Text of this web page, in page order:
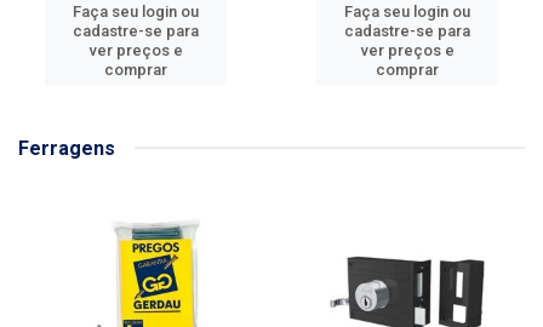
Faça seu login ou
cadastre-se para
ver preços e
comprar
Faça seu login ou
cadastre-se para
ver preços e
comprar
Ferragens